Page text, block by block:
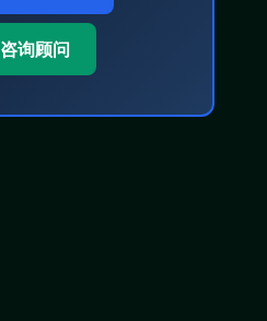
咨询顾问